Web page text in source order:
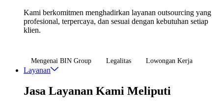
Kami berkomitmen menghadirkan layanan outsourcing yang
profesional, terpercaya, dan sesuai dengan kebutuhan setiap
klien.
Mengenai BIN Group Legalitas Lowongan Kerja
Layanan
Jasa Layanan Kami Meliputi